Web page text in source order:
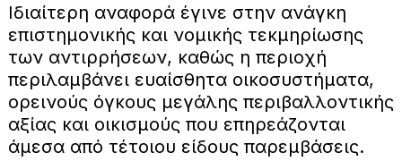
Ιδιαίτερη αναφορά έγινε στην ανάγκη
επιστημονικής και νομικής τεκμηρίωσης
των αντιρρήσεων, καθώς η περιοχή
περιλαμβάνει ευαίσθητα οικοσυστήματα,
ορεινούς όγκους μεγάλης περιβαλλοντικής
αξίας και οικισμούς που επηρεάζονται
άμεσα από τέτοιου είδους παρεμβάσεις.